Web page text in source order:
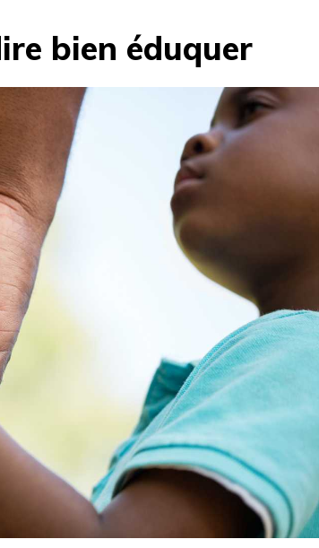
bien éduquer